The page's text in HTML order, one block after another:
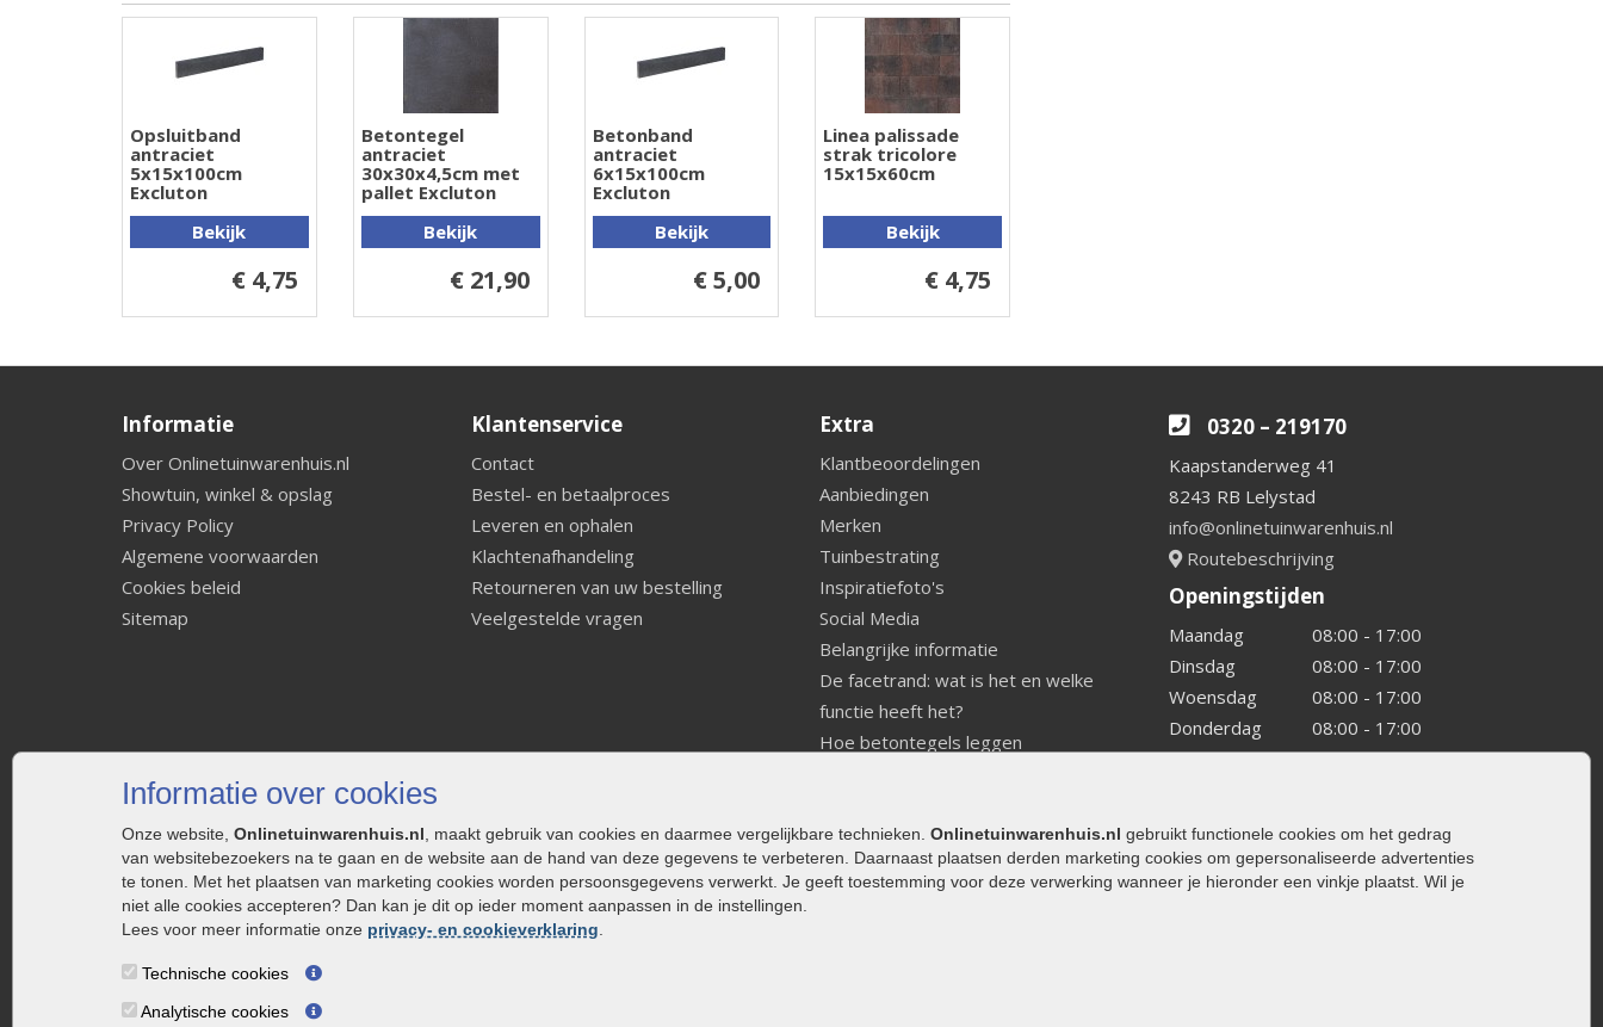
Informatie over cookies
Onze website, Onlinetuinwarenhuis.nl , maakt gebruik van cookies en daarmee vergelijkbare technieken. Onlinetuinwarenhuis.nl gebruikt functionele cookies om het gedrag
van websitebezoekers na te gaan en de website aan de hand van deze gegevens te verbeteren. Daarnaast plaatsen derden marketing cookies om gepersonaliseerde advertenties
te tonen. Met het plaatsen van marketing cookies worden persoonsgegevens verwerkt. Je geeft toestemming voor deze verwerking wanneer je hieronder een vinkje plaatst. Wil je
niet alle cookies accepteren? Dan kan je dit op ieder moment aanpassen in de instellingen.
Lees voor meer informatie onze privacy- en cookieverklaring
Technische cookies
Analytische cookies
Opsluitband
antraciet
5x15x100cm
Excluton
Bekijk
€ 4,75
Betontegel
antraciet
30x30x4,5cm met
pallet Excluton
Bekijk
€ 21,90
Betonband
antraciet
6x15x100cm
Excluton
Bekijk
€ 5,00
Linea palissade
strak tricolore
15x15x60cm
Bekijk
€ 4,75
Informatie
Over Onlinetuinwarenhuis.nl
Showtuin, winkel & opslag
Privacy Policy
Algemene voorwaarden
Cookies beleid
Sitemap
Klantenservice
Contact
Bestel- en betaalproces
Leveren en ophalen
Klachtenafhandeling
Retourneren van uw bestelling
Veelgestelde vragen
Extra
Klantbeoordelingen
Aanbiedingen
Merken
Tuinbestrating
Inspiratiefoto's
Social Media
Belangrijke informatie
De facetrand: wat is het en welke
functie heeft het?
Hoe betontegels leggen
Welke tuinstijl past bij mij
Strakke tuin inrichten
Legverbanden gebakken bestrating
0320 – 219170
Kaapstanderweg 41
8243 RB Lelystad
info@onlinetuinwarenhuis.nl
Routebeschrijving
Openingstijden
Maandag
08:00 - 17:00
Dinsdag
08:00 - 17:00
Woensdag
08:00 - 17:00
Donderdag
08:00 - 17:00
Vrijdag
08:00 - 17:00